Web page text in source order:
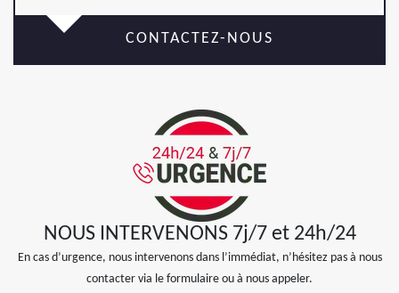
CONTACTEZ-NOUS
NOUS INTERVENONS 7j/7 et 24h/24
En cas d’urgence, nous intervenons dans l’immédiat, n’hésitez pas à nous
contacter via le formulaire ou à nous appeler.